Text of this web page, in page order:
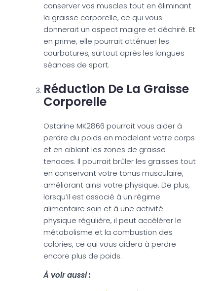
conserver vos muscles tout en éliminant
la graisse corporelle, ce qui vous
donnerait un aspect maigre et déchiré. Et
en prime, elle pourrait atténuer les
courbatures, surtout après les longues
séances de sport.
Réduction De La Graisse
Corporelle
Ostarine MK2866 pourrait vous aider à
perdre du poids en modelant votre corps
et en ciblant les zones de graisse
tenaces. Il pourrait brûler les graisses tout
en conservant votre tonus musculaire,
améliorant ainsi votre physique. De plus,
lorsqu’il est associé à un régime
alimentaire sain et à une activité
physique régulière, il peut accélérer le
métabolisme et la combustion des
calories, ce qui vous aidera à perdre
encore plus de poids.
À voir aussi :